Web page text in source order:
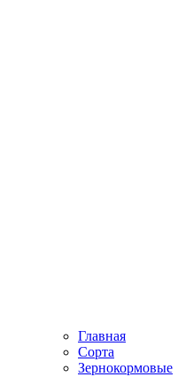
Главная
Сорта
Зернокормовые